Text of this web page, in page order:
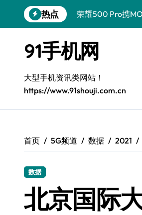
到
热点
荣耀500 Pro携
OPPO Find X9
vivo S50 Pro mini
REDMI K90深度
三星W26震撼来
iPhone 17e重磅
荣耀WIN资讯一
91手机网
大型手机资讯类网站！
https://www.91shouji.com.cn
首页 5G频道 数据 2021
数据
北京国际